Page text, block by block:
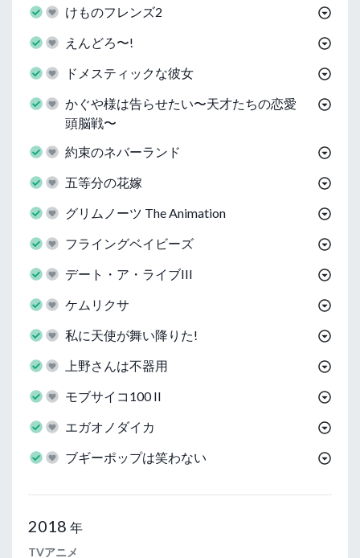
けものフレンズ2
えんどろ〜!
ドメスティックな彼女
かぐや様は告らせたい〜天才たちの恋愛
頭脳戦〜
約束のネバーランド
五等分の花嫁
グリムノーツ The Animation
フライングベイビーズ
デート・ア・ライブIII
ケムリクサ
私に天使が舞い降りた!
上野さんは不器用
モブサイコ100 II
エガオノダイカ
ブギーポップは笑わない
2018 年
TVアニメ